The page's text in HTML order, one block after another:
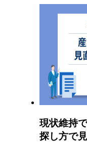
現状維持
探し方で